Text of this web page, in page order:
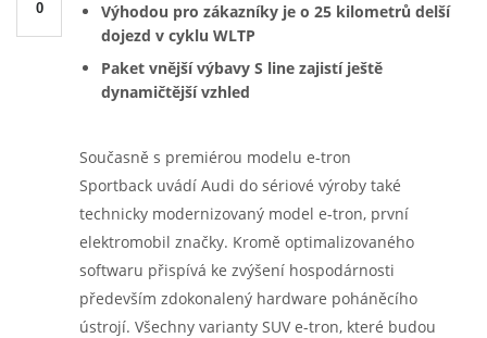
0
Výhodou pro zákazníky je o 25 kilometrů delší
dojezd v cyklu WLTP
Paket vnější výbavy S line zajistí ještě
dynamičtější vzhled
Současně s premiérou modelu e-tron
Sportback uvádí Audi do sériové výroby také
technicky modernizovaný model e-tron, první
elektromobil značky. Kromě optimalizovaného
softwaru přispívá ke zvýšení hospodárnosti
především zdokonalený hardware poháněcího
ústrojí. Všechny varianty SUV e-tron, které budou